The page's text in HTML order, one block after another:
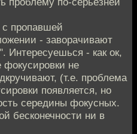
пропавшей
- заворачивают
Интересуешься - как ок,
не
(т.е. проблема
появляется, но
середины фокусных.
бесконечности ни в